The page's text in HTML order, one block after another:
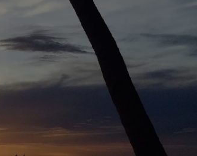
Deals of the Day
Book på forhånd
Se vores pakker
Rejseideer
Familievenlige hoteller
Bryllupslokaler